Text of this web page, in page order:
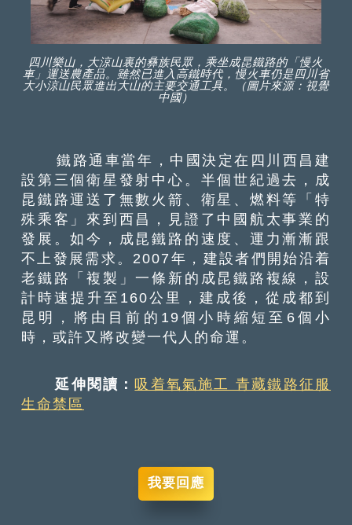
四川樂山，大涼山裏的彝族民眾，乘坐成昆鐵路的「慢火
車」運送農產品。雖然已進入高鐵時代，慢火車仍是四川省
大小涼山民眾進出大山的主要交通工具。（圖片來源：視覺
中國）
鐵路通車當年，中國決定在四川西昌建
設第三個衛星發射中心。半個世紀過去，成
昆鐵路運送了無數火箭、衛星、燃料等「特
殊乘客」來到西昌，見證了中國航太事業的
發展。如今，成昆鐵路的速度、運力漸漸跟
不上發展需求。2007年，建設者們開始沿着
老鐵路「複製」一條新的成昆鐵路複線，設
計時速提升至160公里，建成後，從成都到
昆明，將由目前的19個小時縮短至6個小
時，或許又將改變一代人的命運。
延伸閱讀：吸着氧氣施工 青藏鐵路征服
生命禁區
我要回應